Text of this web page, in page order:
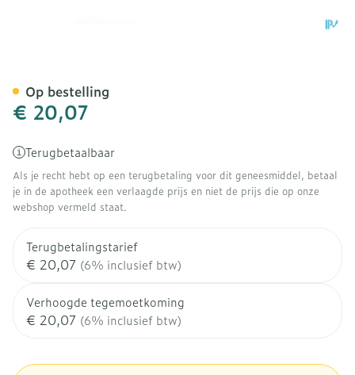
€ 20,07
Terugbetaalbaar
Als je recht hebt op een terugbetaling voor dit geneesmiddel, betaal
je in de apotheek een verlaagde prijs en niet de prijs die op onze
webshop vermeld staat.
Terugbetalingstarief
€ 20,07 (6% inclusief btw)
Verhoogde tegemoetkoming
€ 20,07 (6% inclusief btw)
Op bestelling